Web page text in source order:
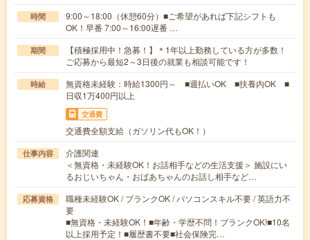
時間
9:00～18:00（休憩60分）■ご希望があれば下記シフトも
OK！早番 7:00～16:00遅番 …
期間
【積極採用中！急募！】＊1年以上勤務している方が多数！
ご応募から最短2～3日後の就業も相談可能です！
時給
無資格未経験：時給1300円～ ■週払いOK ■扶養内OK ■
日収1万400円以上
交通費
交通費全額支給（ガソリン代もOK！）
仕事内容
介護関連
＜無資格・未経験OK！お話相手などの生活支援＞ 施設にい
るおじいちゃん・おばあちゃんのお話し相手など…
応募資格
職種未経験OK / ブランクOK / パソコンスキル不要 / 英語力不
要
■無資格・未経験OK！■年齢・学歴不問！ブランクOK!■10名
以上採用予定！■履歴書不要■社会保険完…